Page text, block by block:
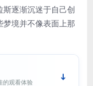
逐渐沉迷于自己创
境并不像表面上那
的观看体验